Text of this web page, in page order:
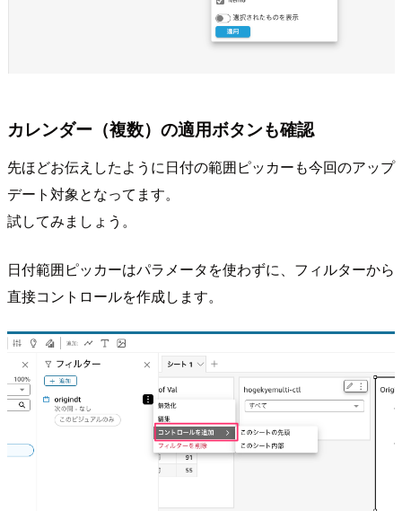
カレンダー（複数）の適用ボタンも確認
先ほどお伝えしたように日付の範囲ピッカーも今回のアップ
デート対象となってます。
試してみましょう。
日付範囲ピッカーはパラメータを使わずに、フィルターから
直接コントロールを作成します。